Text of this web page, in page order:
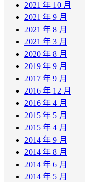
2021 年 10 月
2021 年 9 月
2021 年 8 月
2021 年 3 月
2020 年 8 月
2019 年 9 月
2017 年 9 月
2016 年 12 月
2016 年 4 月
2015 年 5 月
2015 年 4 月
2014 年 9 月
2014 年 8 月
2014 年 6 月
2014 年 5 月